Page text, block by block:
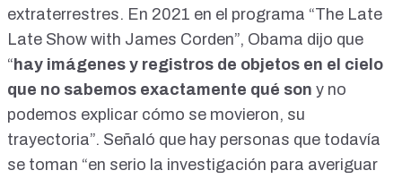
extraterrestres. En 2021 en el programa “The Late
Late Show with James Corden”, Obama dijo que
“hay imágenes y registros de objetos en el cielo
que no sabemos exactamente qué son y no
podemos explicar cómo se movieron, su
trayectoria”. Señaló que hay personas que todavía
se toman “en serio la investigación para averiguar